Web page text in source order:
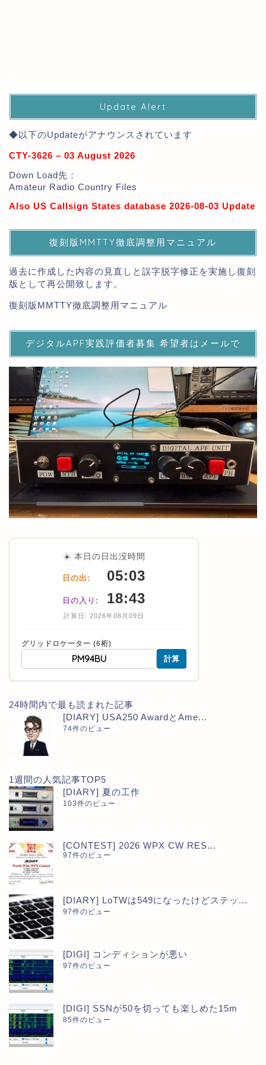
Update Alert
◆以下のUpdateがアナウンスされています
CTY-3626 – 03 August 2026
Down Load先：
Amateur Radio Country Files
Also US Callsign States database 2026-08-03 Update
復刻版MMTTY徹底調整用マニュアル
過去に作成した内容の見直しと誤字脱字修正を実施し復刻
版として再公開致します。
復刻版MMTTY徹底調整用マニュアル
デジタルAPF実践評価者募集 希望者はメールで
☀️ 本日の日出没時間
日の出: 05:03
日の入り: 18:43
計算日: 2026年08月09日
グリッドロケーター (6桁)
計算
24時間内で最も読まれた記事
[DIARY] USA250 AwardとAme...
74件のビュー
1週間の人気記事TOP5
[DIARY] 夏の工作
103件のビュー
[CONTEST] 2026 WPX CW RES...
97件のビュー
[DIARY] LoTWは549になったけどステッ...
97件のビュー
[DIGI] コンディションが悪い
97件のビュー
[DIGI] SSNが50を切っても楽しめた15m
85件のビュー